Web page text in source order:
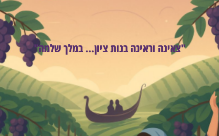
"צאינה וראינה בנות ציון... במלך שלמה"